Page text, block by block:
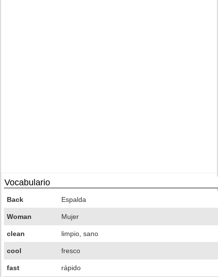
Vocabulario
Back Espalda
Woman Mujer
clean limpio, sano
cool fresco
fast rápido